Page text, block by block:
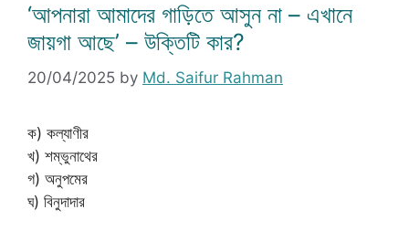
‘আপনারা আমাদের গাড়িতে আসুন না – এখানে
জায়গা আছে’ – উক্তিটি কার?
20/04/2025 by Md. Saifur Rahman
ক) কল্যাণীর
খ) শম্ভুনাথের
গ) অনুপমের
ঘ) বিনুদাদার